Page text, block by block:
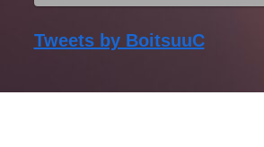
Tweets by BoitsuuC